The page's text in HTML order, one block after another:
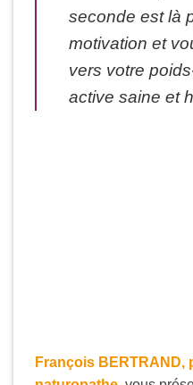
seconde est là
motivation et
vers votre
active saine et
François BERTRAND,